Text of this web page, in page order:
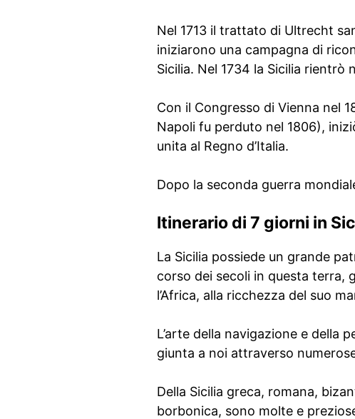
Nel 1713 il trattato di Ultrecht
iniziarono una campagna di
Sicilia. Nel 1734 la Sicilia rientrò
Con il Congresso di Vienna nel
Napoli fu perduto nel 1806),
unita al Regno d’Italia.
Dopo la seconda guerra
Itinerario di 7 giorni in
La Sicilia possiede un grande
corso dei secoli in questa terra,
l’Africa, alla ricchezza del suo
L’arte della navigazione e della
giunta a noi attraverso
Della Sicilia greca, romana,
borbonica, sono molte e